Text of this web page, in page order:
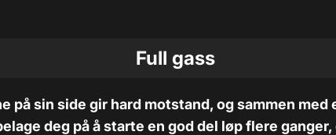
Full gass
på sin side gir hard motstand, og sammen med
deg på å starte en god del løp flere ganger,